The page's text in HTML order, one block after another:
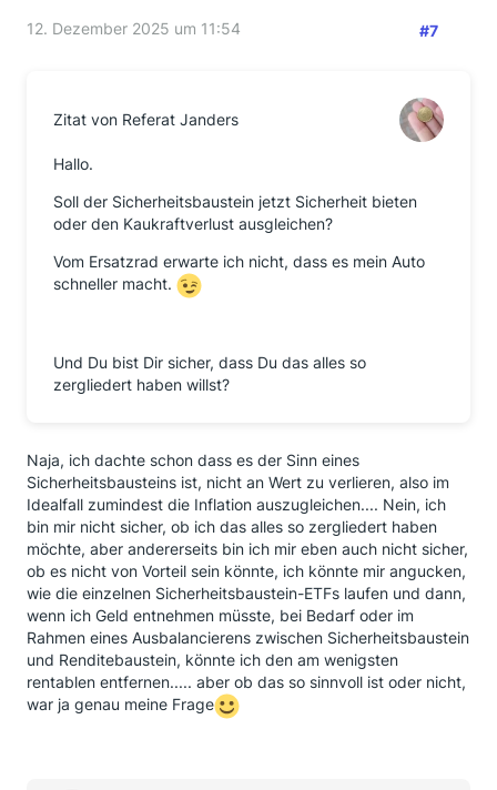
12. Dezember 2025 um 11:54 #7
Zitat von Referat Janders
Hallo.
Soll der Sicherheitsbaustein jetzt Sicherheit bieten
oder den Kaukraftverlust ausgleichen?
Vom Ersatzrad erwarte ich nicht, dass es mein Auto
schneller macht.
Und Du bist Dir sicher, dass Du das alles so
zergliedert haben willst?
Naja, ich dachte schon dass es der Sinn eines
Sicherheitsbausteins ist, nicht an Wert zu verlieren, also im
Idealfall zumindest die Inflation auszugleichen.... Nein, ich
bin mir nicht sicher, ob ich das alles so zergliedert haben
möchte, aber andererseits bin ich mir eben auch nicht sicher,
ob es nicht von Vorteil sein könnte, ich könnte mir angucken,
wie die einzelnen Sicherheitsbaustein-ETFs laufen und dann,
wenn ich Geld entnehmen müsste, bei Bedarf oder im
Rahmen eines Ausbalancierens zwischen Sicherheitsbaustein
und Renditebaustein, könnte ich den am wenigsten
rentablen entfernen..... aber ob das so sinnvoll ist oder nicht,
war ja genau meine Frage